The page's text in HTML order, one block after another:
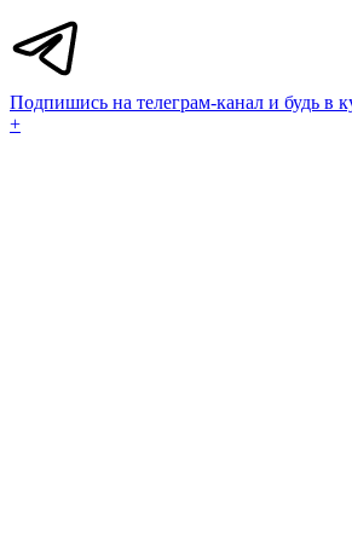
Подпишись на телеграм-канал и будь в
+